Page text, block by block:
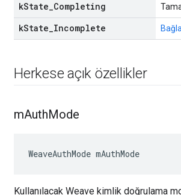
kState Completing
kState Incomplete
Herkese açık özellikler
mAuthMode
WeaveAuthMode mAuthMode
Kullanılacak Weave kimlik doğrulama